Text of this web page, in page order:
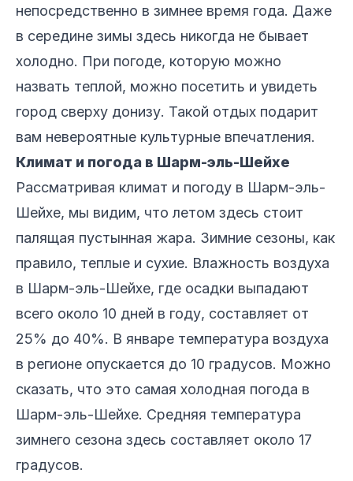
непосредственно в зимнее время года. Даже
в середине зимы здесь никогда не бывает
холодно. При погоде, которую можно
назвать теплой, можно посетить и увидеть
город сверху донизу. Такой отдых подарит
вам невероятные культурные впечатления.
Климат и погода в Шарм-эль-Шейхе
Рассматривая климат и погоду в Шарм-эль-
Шейхе, мы видим, что летом здесь стоит
палящая пустынная жара. Зимние сезоны, как
правило, теплые и сухие. Влажность воздуха
в Шарм-эль-Шейхе, где осадки выпадают
всего около 10 дней в году, составляет от
25% до 40%. В январе температура воздуха
в регионе опускается до 10 градусов. Можно
сказать, что это самая холодная погода в
Шарм-эль-Шейхе. Средняя температура
зимнего сезона здесь составляет около 17
градусов.